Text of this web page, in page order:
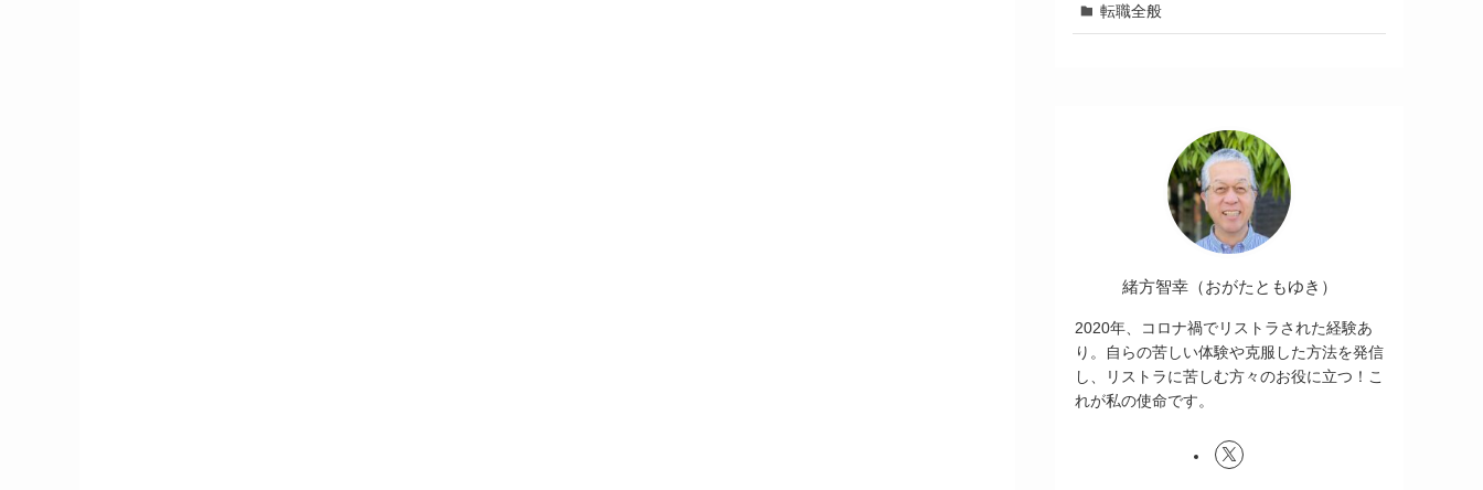
転職全般
緒方智幸（おがたともゆき）
2020年、コロナ禍でリストラされた経験あ
り。自らの苦しい体験や克服した方法を発信
し、リストラに苦しむ方々のお役に立つ！こ
れが私の使命です。